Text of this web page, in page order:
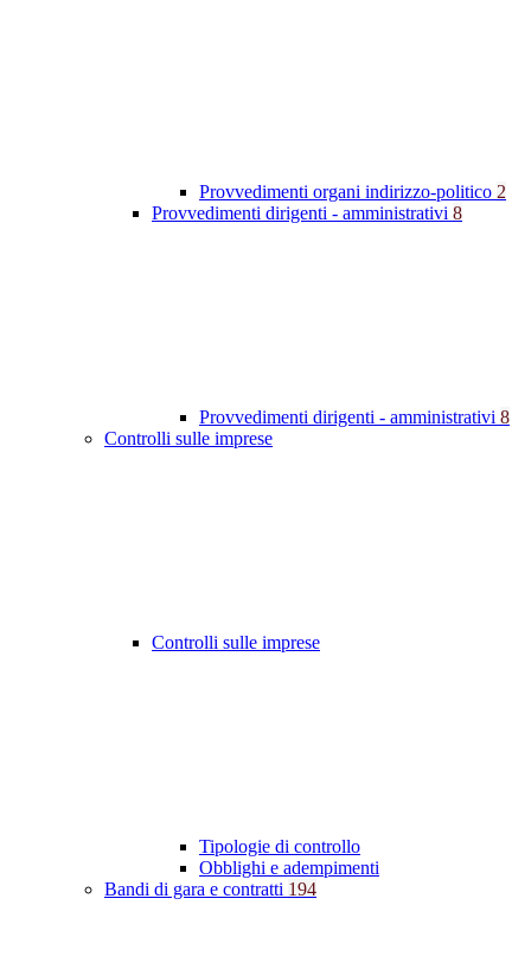
Provvedimenti organi indirizzo-politico 2
Provvedimenti dirigenti - amministrativi 8
Provvedimenti dirigenti - amministrativi 8
Controlli sulle imprese
Controlli sulle imprese
Tipologie di controllo
Obblighi e adempimenti
Bandi di gara e contratti 194